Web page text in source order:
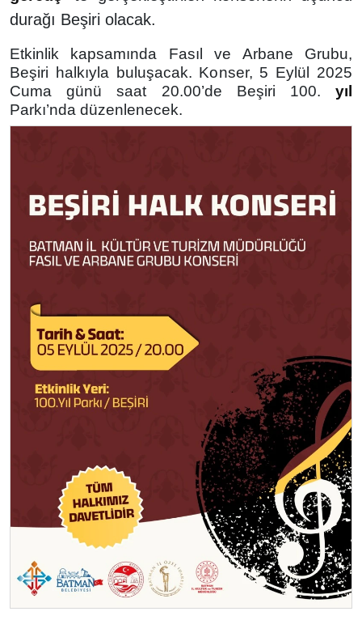
durağı Beşiri olacak.
Etkinlik kapsamında Fasıl ve Arbane Grubu,
Beşiri halkıyla buluşacak. Konser, 5 Eylül 2025
Cuma günü saat 20.00’de Beşiri 100. yıl
Parkı’nda düzenlenecek.